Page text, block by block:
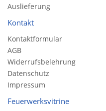
Auslieferung
Kontakt
Kontaktformular
AGB
Widerrufsbelehrung
Datenschutz
Impressum
Feuerwerksvitrine